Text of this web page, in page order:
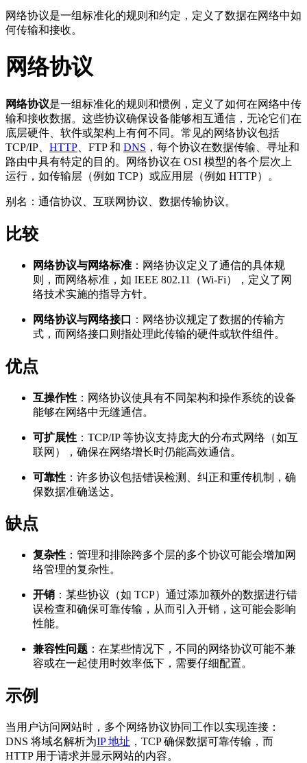
网络协议是一组标准化的规则和约定，定义了数据在网络中如
何传输和接收。
网络协议
网络协议是一组标准化的规则和惯例，定义了如何在网络中传
输和接收数据。这些协议确保设备能够相互通信，无论它们在
底层硬件、软件或架构上有何不同。常见的网络协议包括
TCP/IP、 HTTP 、FTP 和 DNS ，每个协议在数据传输、寻址和
路由中具有特定的目的。网络协议在 OSI 模型的各个层次上
运行，如传输层（例如 TCP）或应用层（例如 HTTP）。
别名：通信协议、互联网协议、数据传输协议。
比较
网络协议与网络标准 ：网络协议定义了通信的具体规
则，而网络标准，如 IEEE 802.11（Wi-Fi），定义了网
络技术实施的指导方针。
网络协议与网络接口
：网络协议规定了数据的传输方
式，而网络接口则指处理此传输的硬件或软件组件。
优点
互操作性 ：网络协议使具有不同架构和操作系统的设备
能够在网络中无缝通信。
可扩展性 ：TCP/IP 等协议支持庞大的分布式网络（如互
联网），确保在网络增长时仍能高效通信。
可靠性 ：许多协议包括错误检测、纠正和重传机制，确
保数据准确送达。
缺点
复杂性 ：管理和排除跨多个层的多个协议可能会增加网
络管理的复杂性。
开销 ：某些协议（如 TCP）通过添加额外的数据进行错
误检查和确保可靠传输，从而引入开销，这可能会影响
性能。
兼容性问题 ：在某些情况下，不同的网络协议可能不兼
容或在一起使用时效率低下，需要仔细配置。
示例
当用户访问网站时，多个网络协议协同工作以实现连接：
DNS 将域名解析为IP 地址 ，TCP 确保数据可靠传输，而
HTTP 用于请求并显示网站的内容。